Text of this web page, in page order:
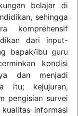
belajar di
sehingga
komprehensif
dari input-
bapak/ibu guru
kondisi
dan menjadi
itu; kejujuran,
pengisian survei
informasi